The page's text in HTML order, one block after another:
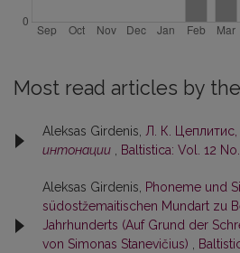
Most read articles by
Aleksas Girdenis, Л. К. Цеплитис,
интонации , Baltistica: Vol. 12
Aleksas Girdenis, Phoneme und
südostžemaitischen Mundart zu
Jahrhunderts (Auf Grund der
von Simonas Stanevičius) ,